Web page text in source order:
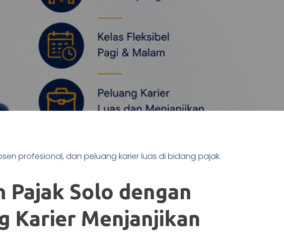
profesional, dan peluang karier luas di bidang pajak.
Pajak Solo dengan
Karier Menjanjikan